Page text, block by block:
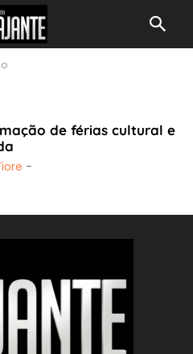
de férias cultural e
-